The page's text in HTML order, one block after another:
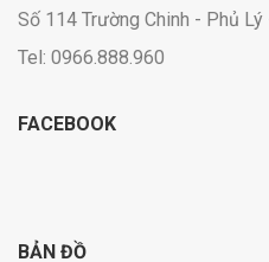
Số 114 Trường Chinh - Phủ Lý
Tel: 0966.888.960
FACEBOOK
BẢN ĐỒ